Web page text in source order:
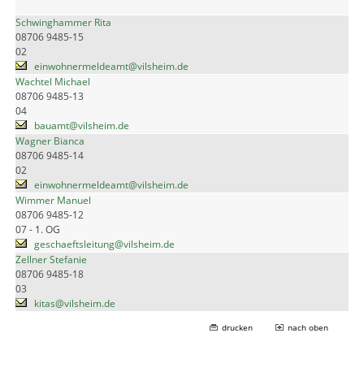
Schwinghammer Rita
08706 9485-15
02
einwohnermeldeamt@vilsheim.de
Wachtel Michael
08706 9485-13
04
bauamt@vilsheim.de
Wagner Bianca
08706 9485-14
02
einwohnermeldeamt@vilsheim.de
Wimmer Manuel
08706 9485-12
07 - 1. OG
geschaeftsleitung@vilsheim.de
Zellner Stefanie
08706 9485-18
03
kitas@vilsheim.de
drucken nach oben